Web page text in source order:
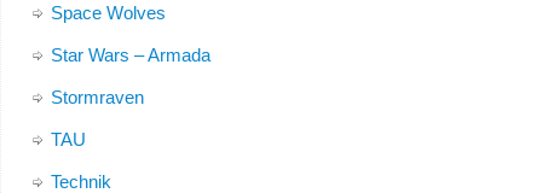
Space Wolves
Star Wars – Armada
Stormraven
TAU
Technik